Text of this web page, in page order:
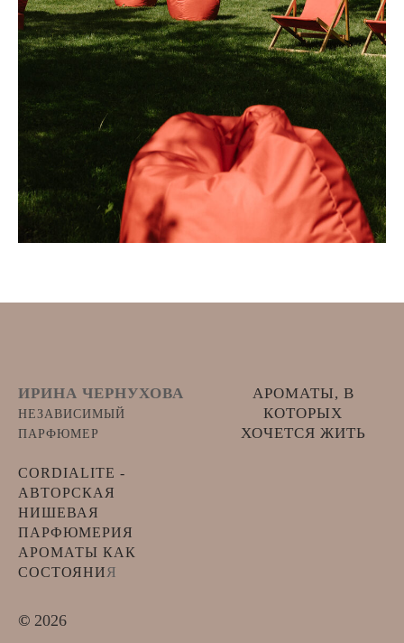
ИРИНА ЧЕРНУХОВА
НЕЗАВИСИМЫЙ
ПАРФЮМЕР
CORDIALITE -
АВТОРСКАЯ
НИШЕВАЯ
ПАРФЮМЕРИЯ
АРОМАТЫ КАК
СОСТОЯНИЯ
© 2026
АРОМАТЫ, В
КОТОРЫХ
ХОЧЕТСЯ ЖИТЬ